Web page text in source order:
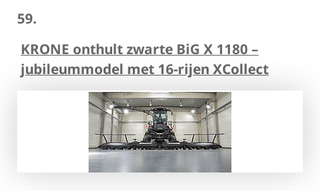
59.
KRONE onthult zwarte BiG X 1180 –
jubileummodel met 16-rijen XCollect